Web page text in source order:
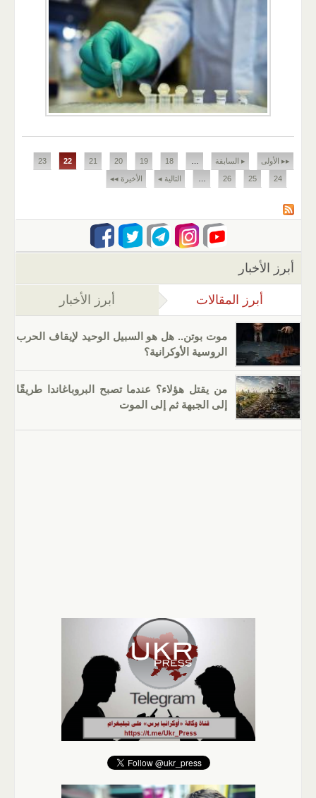
الصفحات
▸▸ الأولى ▸ السابقة 18
19
20
21
22
23
24
25
26 التالية ◂ الأخيرة ◂◂
أبرز الأخبار
أبرز المقالات (علامة التبويب النشطة)
أبرز الأخبار
موت بوتن.. هل هو السبيل الوحيد لإيقاف الحرب
الروسية الأوكرانية؟
من يقتل هؤلاء؟ عندما تصبح البروباغاندا طريقًا
إلى الجبهة ثم إلى الموت